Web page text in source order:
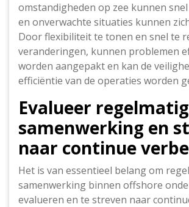
omstandigheden op zee kunnen
en onverwachte situaties kunnen
Door flexibiliteit te tonen en snel te
veranderingen, kunnen problemen
worden aangepakt en kan de
efficiëntie van de operaties worden
Evalueer
samenwerking en
naar continue
Het is van essentieel belang om
samenwerking binnen offshore
evalueren en te streven naar